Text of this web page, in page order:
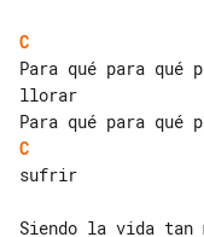
C
Para qué para qué
llorar
C